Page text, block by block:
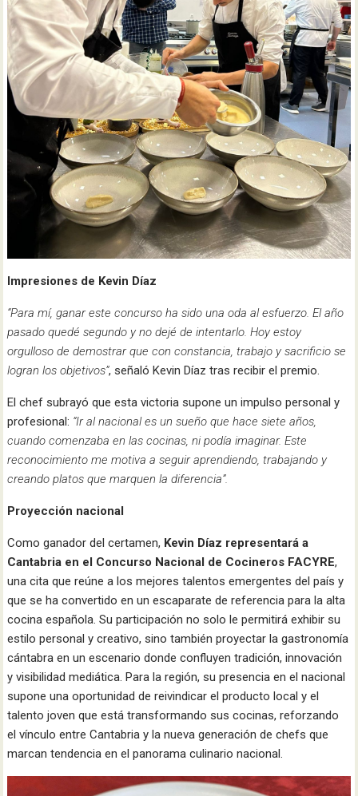
Impresiones de Kevin Díaz
“Para mí, ganar este concurso ha sido una oda al esfuerzo. El año
pasado quedé segundo y no dejé de intentarlo. Hoy estoy
orgulloso de demostrar que con constancia, trabajo y sacrificio se
logran los objetivos”, señaló Kevin Díaz tras recibir el premio.
El chef subrayó que esta victoria supone un impulso personal y
profesional: “Ir al nacional es un sueño que hace siete años,
cuando comenzaba en las cocinas, ni podía imaginar. Este
reconocimiento me motiva a seguir aprendiendo, trabajando y
creando platos que marquen la diferencia”.
Proyección nacional
Como ganador del certamen, Kevin Díaz representará a
Cantabria en el Concurso Nacional de Cocineros FACYRE,
una cita que reúne a los mejores talentos emergentes del país y
que se ha convertido en un escaparate de referencia para la alta
cocina española. Su participación no solo le permitirá exhibir su
estilo personal y creativo, sino también proyectar la gastronomía
cántabra en un escenario donde confluyen tradición, innovación
y visibilidad mediática. Para la región, su presencia en el nacional
supone una oportunidad de reivindicar el producto local y el
talento joven que está transformando sus cocinas, reforzando
el vínculo entre Cantabria y la nueva generación de chefs que
marcan tendencia en el panorama culinario nacional.